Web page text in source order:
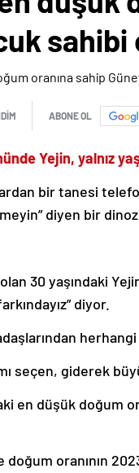
sahibi
ABONE OL
Yejin, yalnız
bir tanesi
diyen bir
olan 30 yaşındaki
diyor.
seçen, giderek
en düşük doğum
oranının